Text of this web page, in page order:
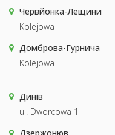
Червйонка-Лещини
Kolejowa
Домброва-Гурнича
Kolejowa
Динів
ul. Dworcowa 1
Дзержонюв